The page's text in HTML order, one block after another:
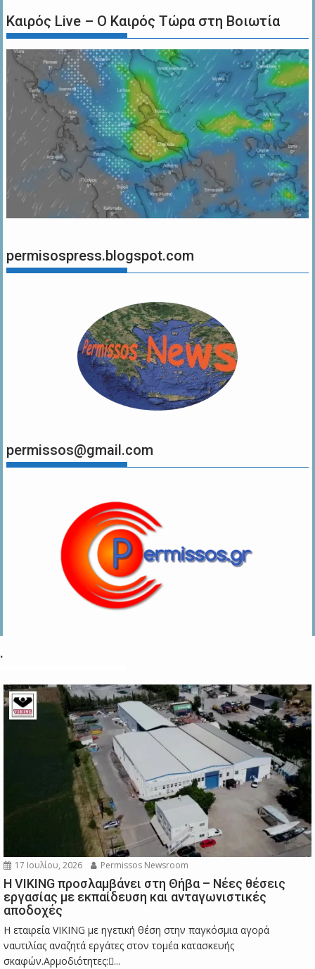
Καιρός Live – Ο Καιρός Τώρα στη Βοιωτία
permisospress.blogspot.com
permissos@gmail.com
.
17 Ιουλίου, 2026 Permissos Newsroom
Η VIKING προσλαμβάνει στη Θήβα – Νέες θέσεις
εργασίας με εκπαίδευση και ανταγωνιστικές
αποδοχές
Η εταιρεία VIKING με ηγετική θέση στην παγκόσμια αγορά
ναυτιλίας αναζητά εργάτες στον τομέα κατασκευής
σκαφών.Αρμοδιότητες:...